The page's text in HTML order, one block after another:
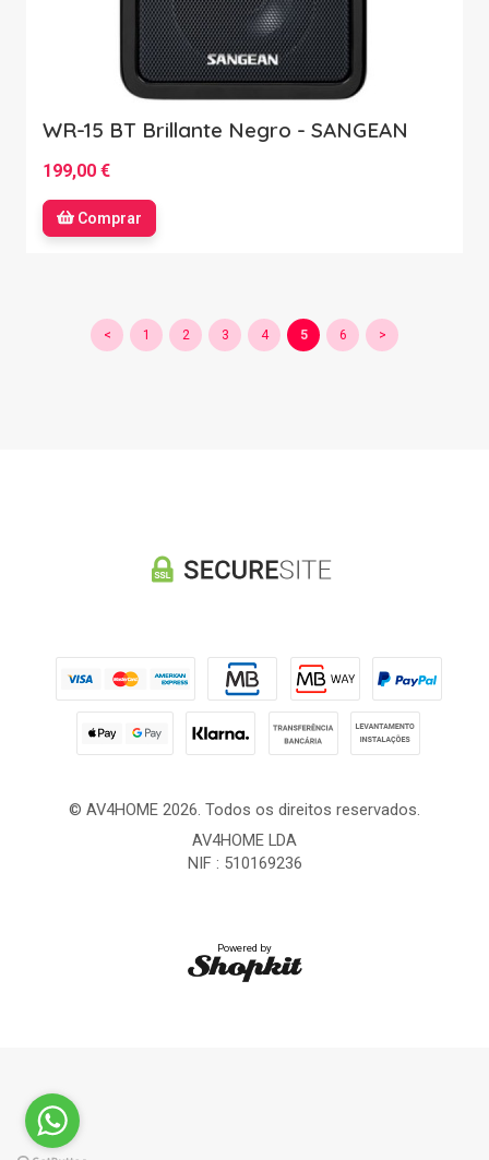
WR-15 BT Brillante Negro - SANGEAN
199,00 €
Comprar
< 1 2 3 4 5 6 >
© AV4HOME 2026. Todos os direitos reservados.
AV4HOME LDA
NIF : 510169236
Powered by